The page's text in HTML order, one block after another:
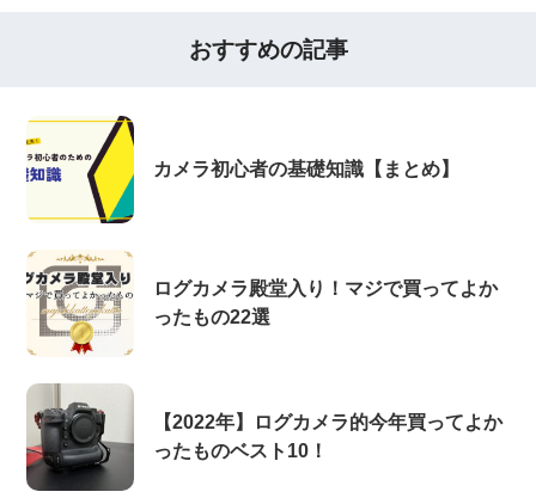
おすすめの記事
カメラ初心者の基礎知識【まとめ】
ログカメラ殿堂入り！マジで買ってよか
ったもの22選
【2022年】ログカメラ的今年買ってよか
ったものベスト10！